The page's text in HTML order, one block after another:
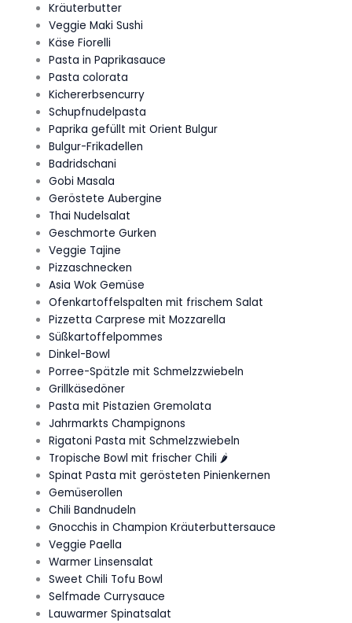
Kräuterbutter
Veggie Maki Sushi
Käse Fiorelli
Pasta in Paprikasauce
Pasta colorata
Kichererbsencurry
Schupfnudelpasta
Paprika gefüllt mit Orient Bulgur
Bulgur-Frikadellen
Badridschani
Gobi Masala
Geröstete Aubergine
Thai Nudelsalat
Geschmorte Gurken
Veggie Tajine
Pizzaschnecken
Asia Wok Gemüse
Ofenkartoffelspalten mit frischem Salat
Pizzetta Carprese mit Mozzarella
Süßkartoffelpommes
Dinkel-Bowl
Porree-Spätzle mit Schmelzzwiebeln
Grillkäsedöner
Pasta mit Pistazien Gremolata
Jahrmarkts Champignons
Rigatoni Pasta mit Schmelzzwiebeln
Tropische Bowl mit frischer Chili 🌶️
Spinat Pasta mit gerösteten Pinienkernen
Gemüserollen
Chili Bandnudeln
Gnocchis in Champion Kräuterbuttersauce
Veggie Paella
Warmer Linsensalat
Sweet Chili Tofu Bowl
Selfmade Currysauce
Lauwarmer Spinatsalat